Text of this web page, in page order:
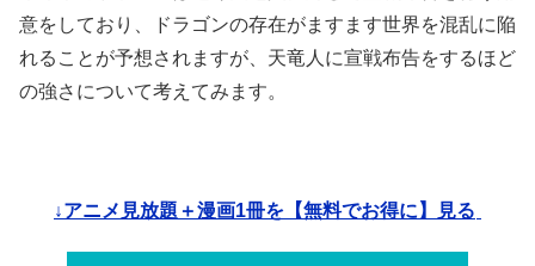
意をしており、ドラゴンの存在がますます世界を混乱に陥
れることが予想されますが、天竜人に宣戦布告をするほど
の強さについて考えてみます。
↓アニメ見放題＋漫画1冊を【無料でお得に】見る